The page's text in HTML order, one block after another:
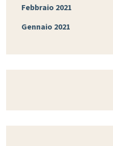
Febbraio 2021
Gennaio 2021